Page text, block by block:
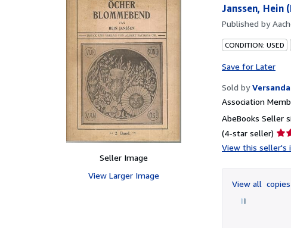
Seller Image
View Larger Image
Janssen, Hein
Published by
CONDITION: USED
Save for Later
Sold by
Association
AbeBooks Seller
(4-star seller)
of
5
View this seller's
View all